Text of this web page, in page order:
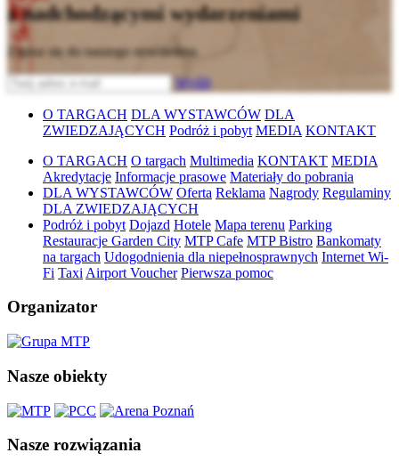
z nadchodzącymi wydarzeniami
Zapisz się do naszego newslettera
Wyślij
O TARGACH DLA WYSTAWCÓW DLA
ZWIEDZAJĄCYCH Podróż i pobyt MEDIA KONTAKT
O TARGACH O targach Multimedia KONTAKT MEDIA
Akredytacje Informacje prasowe Materiały do pobrania
DLA WYSTAWCÓW Oferta Reklama Nagrody Regulaminy
DLA ZWIEDZAJĄCYCH
Podróż i pobyt Dojazd Hotele Mapa terenu Parking
Restauracje Garden City MTP Cafe MTP Bistro Bankomaty
na targach Udogodnienia dla niepełnosprawnych Internet Wi-
Fi Taxi Airport Voucher Pierwsza pomoc
Organizator
Nasze obiekty
Nasze rozwiązania